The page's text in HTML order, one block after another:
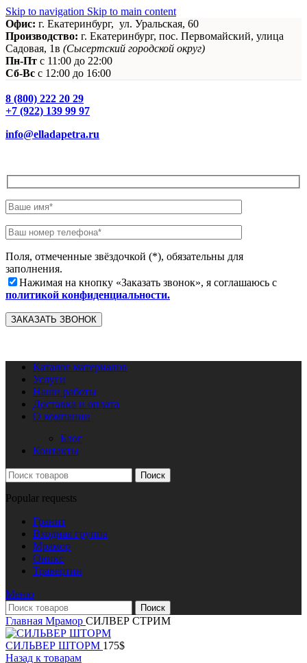
Skip to navigation Skip to main content
Офис: г. Екатеринбург, ул. Уральская, 60
Производство: г. Екатеринбург, пос. Первомайский, улица
Садовая, 1в (Сысертский городской округ)
Пн-Пт c 11:00 до 22:00
Сб-Вс с 12:00 до 16:00
8 (800) 222 20 29
+7 (922) 139 99 97
info@elladapetra.ru
Поля, отмеченные звёздочкой (*), обязательны для
заполнения.
Нажимая на кнопку «Заказать звонок», я соглашаюсь с
политикой конфиденциальности.
Каталог материалов
Услуги
Наши работы
Доставка и оплата
О компании
Блог
Контакты
Поиск
Popular requests
Гранит
Входная группа
Мрамор
Оникс
Травертин
Меню
Поиск
Главная Мрамор СИЛВЕР СТРИМ
СИЛЬВЕР ШТОРМ 175$
Назад к товарам